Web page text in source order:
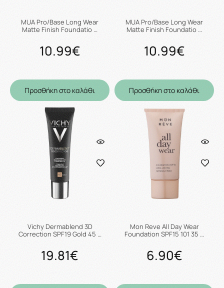
MUA Pro/Base Long Wear
Matte Finish Foundatio …
10.99€
Προσθήκη στο καλάθι
MUA Pro/Base Long Wear
Matte Finish Foundatio …
10.99€
Προσθήκη στο καλάθι
Vichy Dermablend 3D
Correction SPF19 Gold 45 …
19.81€
Mon Reve All Day Wear
Foundation SPF15 101 35 …
6.90€